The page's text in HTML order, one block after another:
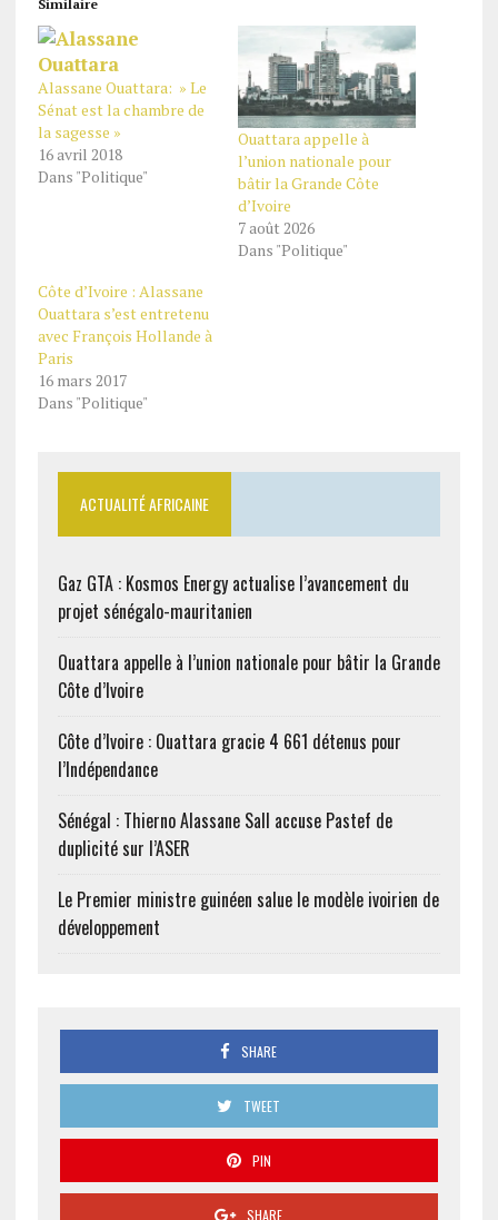
Similaire
Alassane Ouattara: » Le
Sénat est la chambre de
la sagesse »
16 avril 2018
Dans "Politique"
Ouattara appelle à
l’union nationale pour
bâtir la Grande Côte
d’Ivoire
7 août 2026
Dans "Politique"
Côte d’Ivoire : Alassane
Ouattara s’est entretenu
avec François Hollande à
Paris
16 mars 2017
Dans "Politique"
ACTUALITÉ AFRICAINE
Gaz GTA : Kosmos Energy actualise l’avancement du
projet sénégalo-mauritanien
Ouattara appelle à l’union nationale pour bâtir la Grande
Côte d’Ivoire
Côte d’Ivoire : Ouattara gracie 4 661 détenus pour
l’Indépendance
Sénégal : Thierno Alassane Sall accuse Pastef de
duplicité sur l’ASER
Le Premier ministre guinéen salue le modèle ivoirien de
développement
SHARE
TWEET
PIN
SHARE